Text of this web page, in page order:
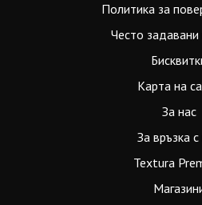
Политика за
Често задавани
Карта на
За нас
За връзка с
Textura